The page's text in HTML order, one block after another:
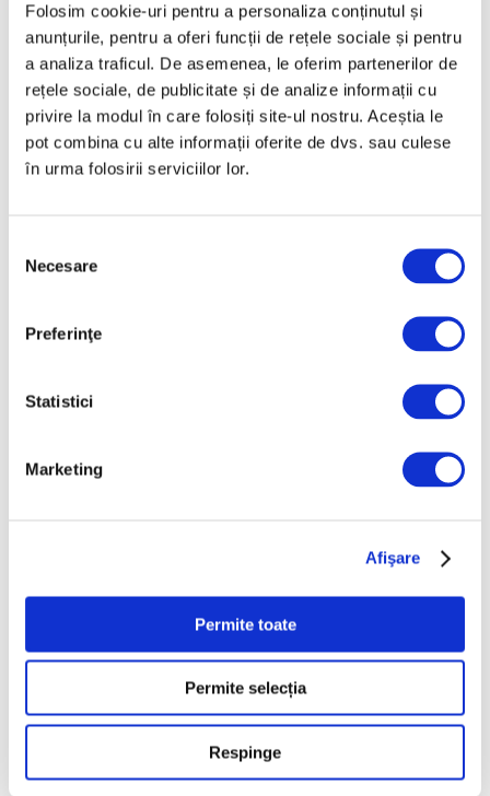
Folosim cookie-uri pentru a personaliza conținutul și
anunțurile, pentru a oferi funcții de rețele sociale și pentru
a analiza traficul. De asemenea, le oferim partenerilor de
rețele sociale, de publicitate și de analize informații cu
privire la modul în care folosiți site-ul nostru. Aceștia le
pot combina cu alte informații oferite de dvs. sau culese
în urma folosirii serviciilor lor.
consimțământului
Necesare
Preferinţe
Statistici
Marketing
Afişare
Permite toate
Permite selecția
Respinge
Articole recente
Războiul, între poem
Nou spațiu dedicat artei
Natură